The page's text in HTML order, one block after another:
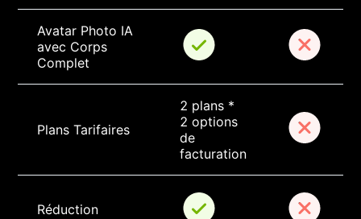
Avatar Photo IA
avec Corps
Complet
Plans Tarifaires
2 plans *
2 options
de
facturation
Réduction